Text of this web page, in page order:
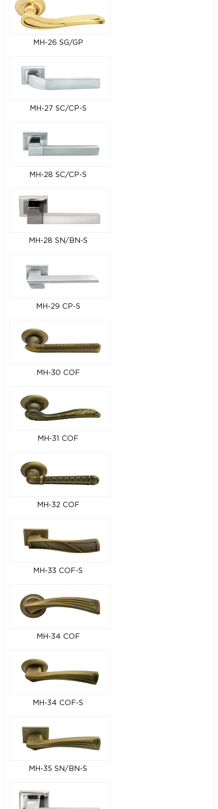
MH-26 SG/GP
MH-27 SC/CP-S
MH-28 SC/CP-S
MH-28 SN/BN-S
MH-29 CP-S
MH-30 COF
MH-31 COF
MH-32 COF
MH-33 COF-S
MH-34 COF
MH-34 COF-S
MH-35 SN/BN-S